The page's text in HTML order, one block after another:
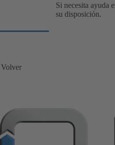
Si necesita ayuda
su disposición.
Volver